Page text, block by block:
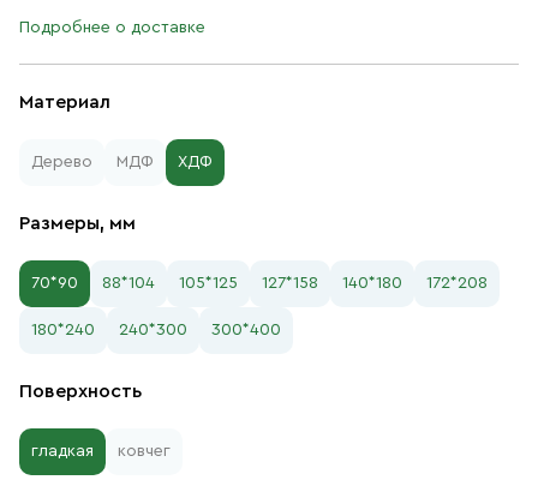
Материал
Дерево МДФ ХДФ
Размеры, мм
70*90 88*104 105*125 127*158 140*180 172*208
180*240 240*300 300*400
Поверхность
гладкая ковчег
Подробнее о доставке